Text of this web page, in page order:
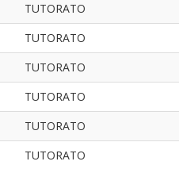
TUTORATO
TUTORATO
TUTORATO
TUTORATO
TUTORATO
TUTORATO